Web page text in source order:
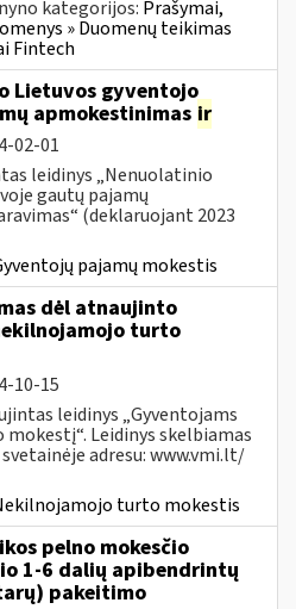
kategorijos: Prašymai,
» Duomenų teikimas
Fintech
Lietuvos gyventojo
apmokestinimas ir
02-01
leidinys „Nenuolatinio
gautų pajamų
(deklaruojant 2023
pajamų mokestis
dėl atnaujinto
turto
10-15
leidinys „Gyventojams
Leidinys skelbiamas
adresu: www.vmi.lt/
turto mokestis
pelno mokesčio
1-6 dalių apibendrintų
pakeitimo